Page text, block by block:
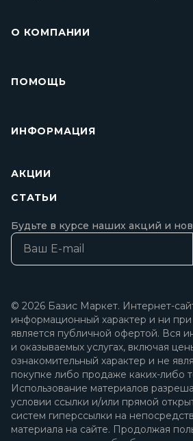
О КОМПАНИИ
ПОМОЩЬ
ИНФОРМАЦИЯ
АКЦИИ
СТАТЬИ
Будьте в курсе наших акций и
© 2026 Базис Маркет. Интернет-
информационный характер и ни при
является публичной офертой. Вся
и оказываемых услугах, включая
ознакомительный характер и не
покупке либо продаже каких-либо
Использование материалов
условии ссылки и/или прямой
систем гиперссылки на
материала на сайте. Продолжая